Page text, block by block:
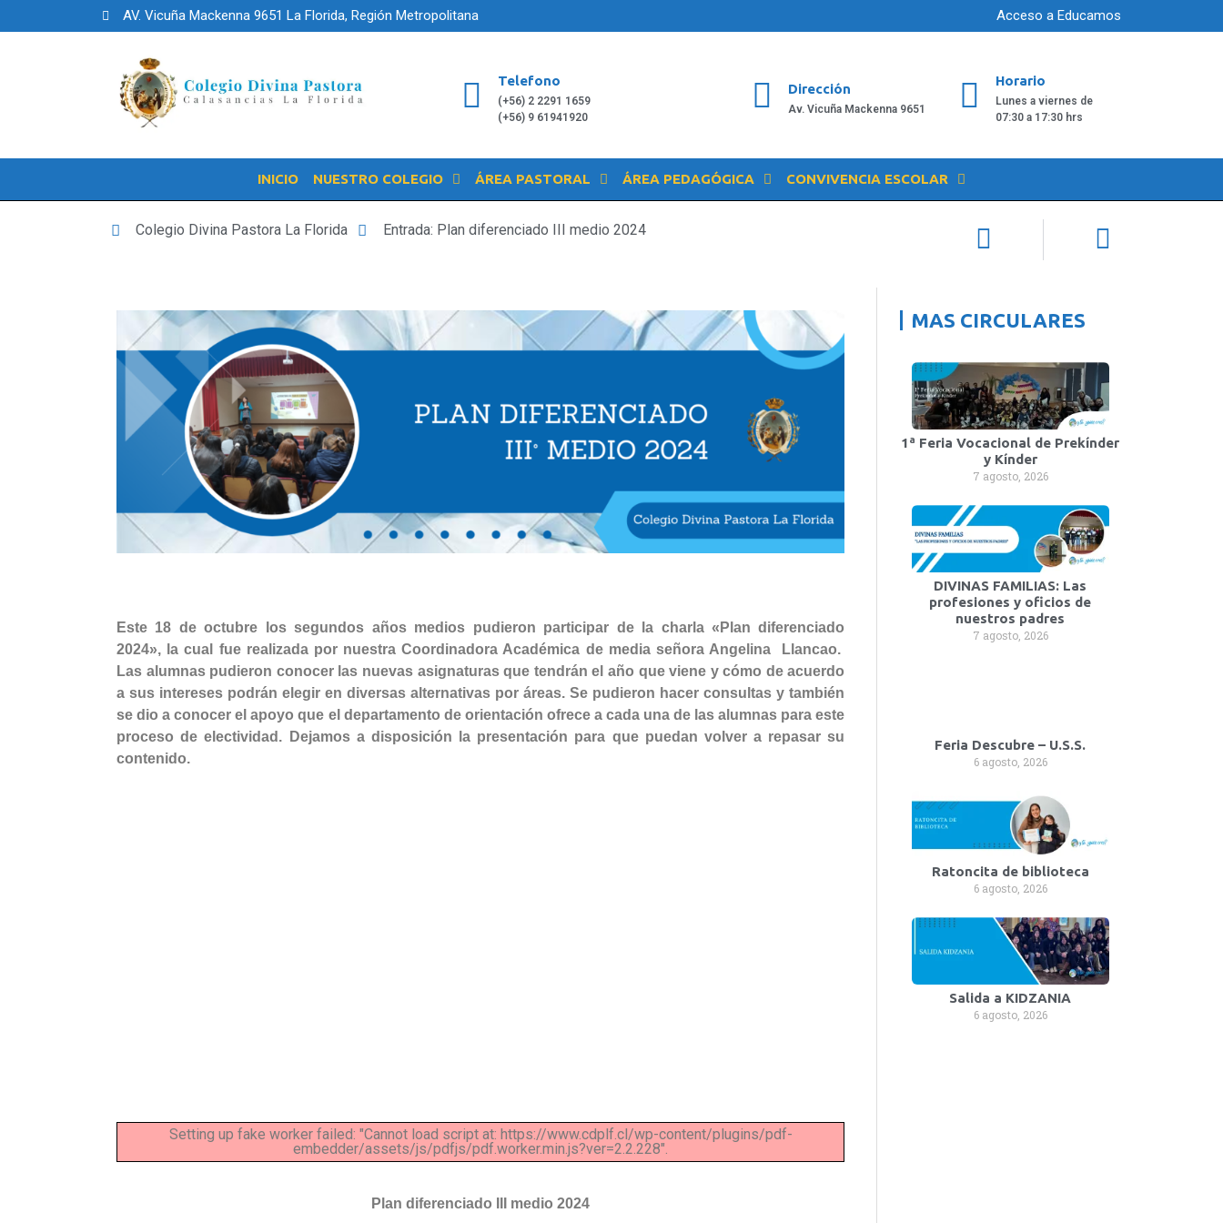
AV. Vicuña Mackenna 9651 La Florida, Región Metropolitana Acceso a Educamos
Telefono
(+56) 2 2291 1659
(+56) 9 61941920
Dirección
Av. Vicuña Mackenna 9651
Horario
Lunes a viernes de
07:30 a 17:30 hrs
INICIO NUESTRO COLEGIO ÁREA PASTORAL ÁREA PEDAGÓGICA CONVIVENCIA ESCOLAR
Colegio Divina Pastora La Florida Entrada: Plan diferenciado III medio 2024
Este 18 de octubre los segundos años medios pudieron participar de la charla «Plan diferenciado
2024», la cual fue realizada por nuestra Coordinadora Académica de media señora Angelina Llancao.
Las alumnas pudieron conocer las nuevas asignaturas que tendrán el año que viene y cómo de acuerdo
a sus intereses podrán elegir en diversas alternativas por áreas. Se pudieron hacer consultas y también
se dio a conocer el apoyo que el departamento de orientación ofrece a cada una de las alumnas para este
proceso de electividad. Dejamos a disposición la presentación para que puedan volver a repasar su
contenido.
Setting up fake worker failed: "Cannot load script at: https://www.cdplf.cl/wp-content/plugins/pdf-
embedder/assets/js/pdfjs/pdf.worker.min.js?ver=2.2.228".
Plan diferenciado III medio 2024
MAS CIRCULARES
1ª Feria Vocacional de Prekínder
y Kínder
7 agosto, 2026
DIVINAS FAMILIAS: Las
profesiones y oficios de
nuestros padres
7 agosto, 2026
Feria Descubre – U.S.S.
6 agosto, 2026
Ratoncita de biblioteca
6 agosto, 2026
Salida a KIDZANIA
6 agosto, 2026